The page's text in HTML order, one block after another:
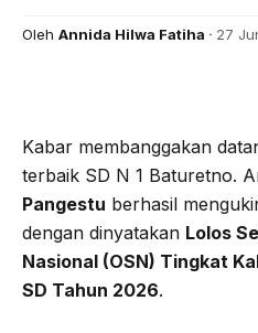
Oleh Annida Hilwa Fatiha 27
Kabar membanggakan
terbaik SD N 1 Baturetno.
Pangestu berhasil
dengan dinyatakan Lolos
Nasional (OSN) Tingkat
SD Tahun 2026.